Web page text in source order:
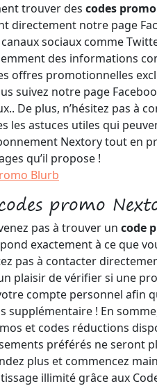
trouver des codes promo
directement notre page
sociaux comme
des informations
offres promotionnelles
suivez notre page
De plus, n’hésitez pas à
les astuces utiles qui
Nextory tout en
qu’il propose !
Blurb
promo
pas à trouver un code
exactement à ce que
pas à contacter
plaisir de vérifier si une
compte personnel afin
supplémentaire ! En
et codes réductions
préférés ne seront
plus et commencez
illimité grâce aux